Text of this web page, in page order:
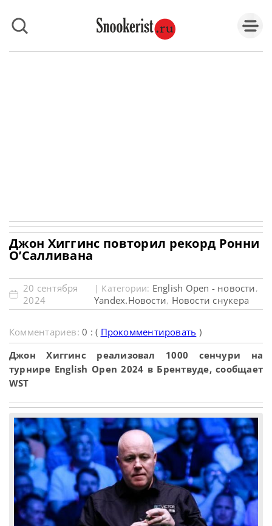
Джон Хиггинс повторил рекорд Ронни
О’Салливана
20 сентября
2024
| Категории: English Open - новости,
Yandex.Новости, Новости снукера
Комментариев:0 : ( Прокомментировать )
Джон Хиггинс реализовал 1000 сенчури на
турнире English Open 2024 в Брентвуде, сообщает
WST